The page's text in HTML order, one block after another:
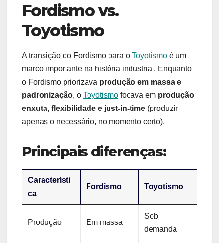
Fordismo vs.
Toyotismo
A transição do Fordismo para o Toyotismo é um
marco importante na história industrial. Enquanto
o Fordismo priorizava produção em massa e
padronização, o Toyotismo focava em produção
enxuta, flexibilidade e just-in-time (produzir
apenas o necessário, no momento certo).
Principais diferenças:
Característi
ca
Fordismo Toyotismo
Produção Em massa
Sob
demanda